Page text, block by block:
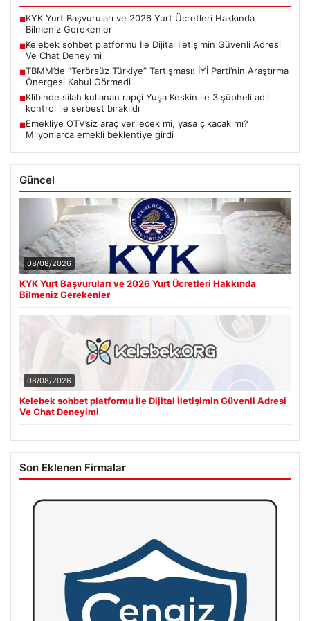
■KYK Yurt Başvuruları ve 2026 Yurt Ücretleri Hakkında
Bilmeniz Gerekenler
■Kelebek sohbet platformu İle Dijital İletişimin Güvenli Adresi
Ve Chat Deneyimi
■TBMM’de “Terörsüz Türkiye” Tartışması: İYİ Parti’nin Araştırma
Önergesi Kabul Görmedi
■Klibinde silah kullanan rapçi Yuşa Keskin ile 3 şüpheli adli
kontrol ile serbest bırakıldı
■Emekliye ÖTV’siz araç verilecek mi, yasa çıkacak mı?
Milyonlarca emekli beklentiye girdi
Güncel
08/08/2026
KYK Yurt Başvuruları ve 2026 Yurt Ücretleri Hakkında
Bilmeniz Gerekenler
08/08/2026
Kelebek sohbet platformu İle Dijital İletişimin Güvenli Adresi
Ve Chat Deneyimi
Son Eklenen Firmalar